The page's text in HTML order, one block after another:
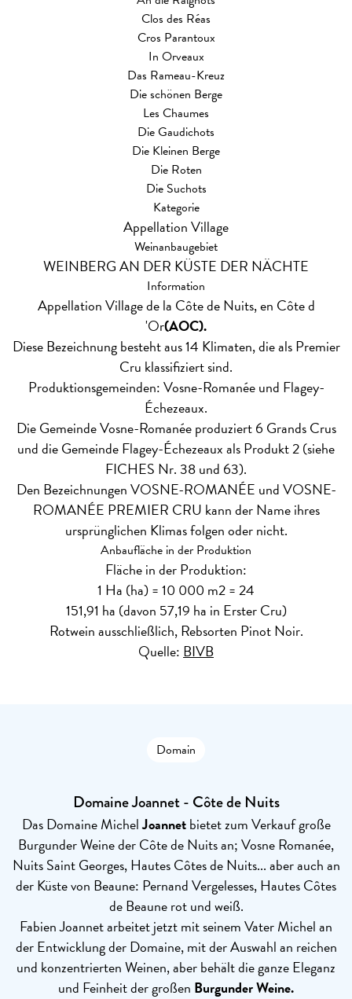
Clos des Réas
Cros Parantoux
In Orveaux
Das Rameau-Kreuz
Die schönen Berge
Les Chaumes
Die Gaudichots
Die Kleinen Berge
Die Roten
Die Suchots
Kategorie
Appellation Village
Weinanbaugebiet
WEINBERG AN DER KÜSTE DER NÄCHTE
Information
Appellation Village de la Côte de Nuits, en Côte d
'Or(AOC).
Diese Bezeichnung besteht aus 14 Klimaten, die als Premier
Cru klassifiziert sind.
Produktionsgemeinden: Vosne-Romanée und Flagey-
Échezeaux.
Die Gemeinde Vosne-Romanée produziert 6 Grands Crus
und die Gemeinde Flagey-Échezeaux als Produkt 2 (siehe
FICHES Nr. 38 und 63).
Den Bezeichnungen VOSNE-ROMANÉE und VOSNE-
ROMANÉE PREMIER CRU kann der Name ihres
ursprünglichen Klimas folgen oder nicht.
Anbaufläche in der Produktion
Fläche in der Produktion:
1 Ha (ha) = 10 000 m2 = 24
151,91 ha (davon 57,19 ha in Erster Cru)
Rotwein ausschließlich, Rebsorten Pinot Noir.
Quelle:BIVB
Domain
Domaine Joannet - Côte de Nuits
Das Domaine MichelJoannetbietet zum Verkauf große
Burgunder Weine der Côte de Nuits an; Vosne Romanée,
Nuits Saint Georges, Hautes Côtes de Nuits... aber auch an
der Küste von Beaune: Pernand Vergelesses, Hautes Côtes
de Beaune rot und weiß.
Fabien Joannet arbeitet jetzt mit seinem Vater Michel an
der Entwicklung der Domaine, mit der Auswahl an reichen
und konzentrierten Weinen, aber behält die ganze Eleganz
und Feinheit der großen BurgunderWeine.